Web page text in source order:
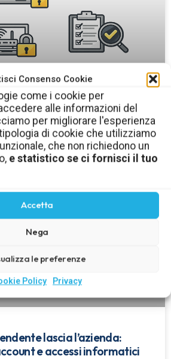
Consenso Cookie
come i cookie per
alle informazioni del
per migliorare l'esperienza
di cookie che utilizziamo
che non richiedono un
e statistico se ci fornisci il tuo
Accetta
Nega
le preferenze
Policy Privacy
esterni alla rete
gestirli in sicurezza
lascia l’azienda:
e accessi informatici